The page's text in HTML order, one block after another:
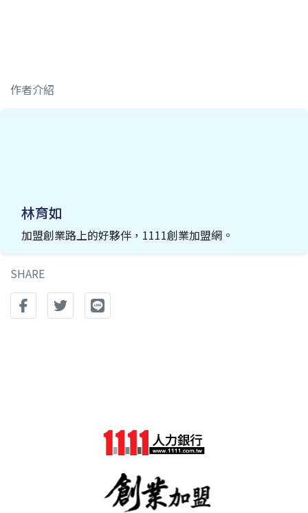
作者介紹
林育如
加盟創業路上的好夥伴，1111創業加盟網。
SHARE